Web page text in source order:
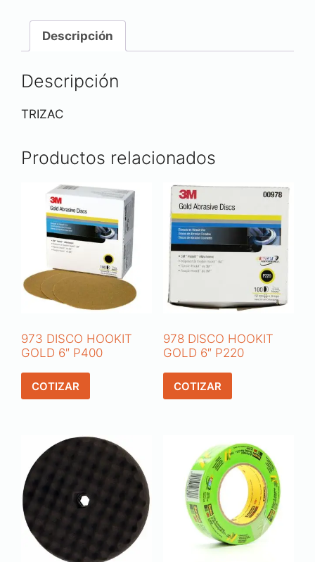
Descripción
Descripción
TRIZAC
Productos relacionados
973 DISCO HOOKIT
GOLD 6″ P400
COTIZAR
978 DISCO HOOKIT
GOLD 6″ P220
COTIZAR